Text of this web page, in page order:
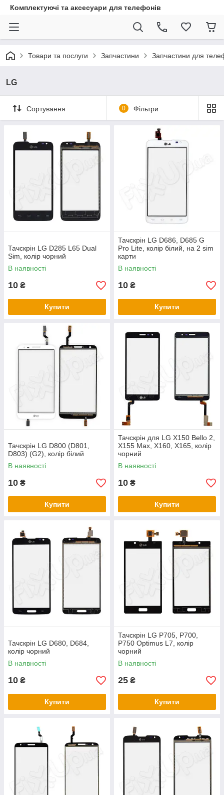
Комплектуючі та аксесуари для телефонів
Товари та послуги Запчастини Запчастини для
LG
Сортування 0 Фільтри
Тачскрін LG D285 L65 Dual
Sim, колір чорний
В наявності
10 ₴
Купити
Тачскрін LG D686, D685 G
Pro Lite, колір білий, на 2 sim
карти
В наявності
10 ₴
Купити
Тачскрін LG D800 (D801,
D803) (G2), колір білий
В наявності
10 ₴
Купити
Тачскрін для LG X150 Bello 2,
X155 Max, X160, X165, колір
чорний
В наявності
10 ₴
Купити
Тачскрін LG D680, D684,
колір чорний
В наявності
10 ₴
Купити
Тачскрін LG P705, P700,
P750 Optimus L7, колір
чорний
В наявності
25 ₴
Купити